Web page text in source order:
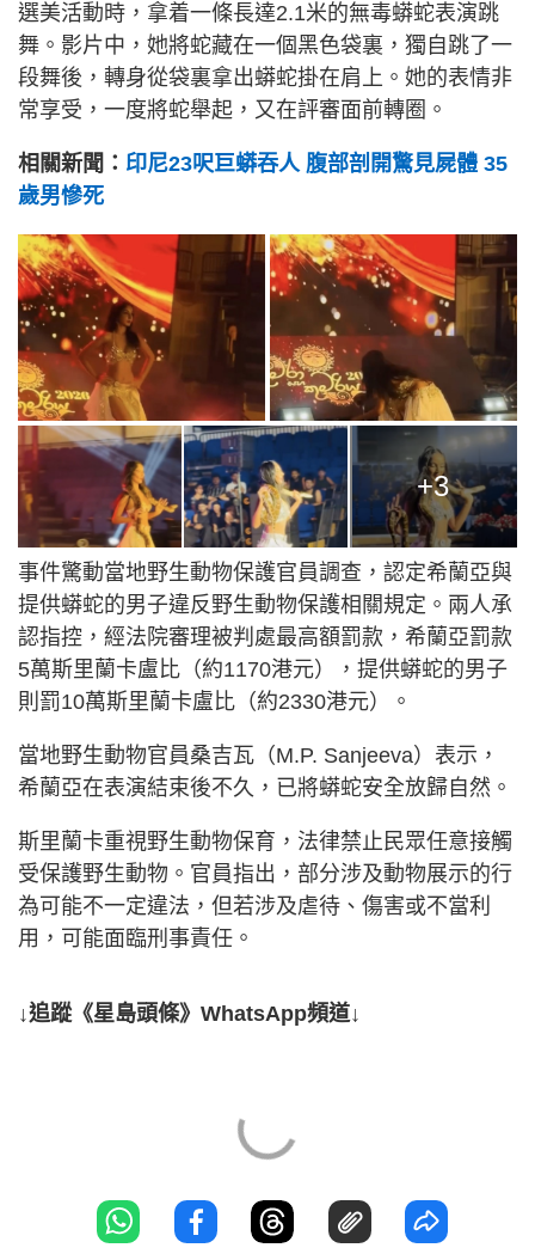
選美活動時，拿着一條長達2.1米的無毒蟒蛇表演跳
舞。影片中，她將蛇藏在一個黑色袋裏，獨自跳了一
段舞後，轉身從袋裏拿出蟒蛇掛在肩上。她的表情非
常享受，一度將蛇舉起，又在評審面前轉圈。
相關新聞： 印尼23呎巨蟒吞人 腹部剖開驚見屍體 35
歲男慘死
+3
事件驚動當地野生動物保護官員調查，認定希蘭亞與
提供蟒蛇的男子違反野生動物保護相關規定。兩人承
認指控，經法院審理被判處最高額罰款，希蘭亞罰款
5萬斯里蘭卡盧比（約1170港元），提供蟒蛇的男子
則罰10萬斯里蘭卡盧比（約2330港元）。
當地野生動物官員桑吉瓦（M.P. Sanjeeva）表示，
希蘭亞在表演結束後不久，已將蟒蛇安全放歸自然。
斯里蘭卡重視野生動物保育，法律禁止民眾任意接觸
受保護野生動物。官員指出，部分涉及動物展示的行
為可能不一定違法，但若涉及虐待、傷害或不當利
用，可能面臨刑事責任。
↓追蹤《星島頭條》WhatsApp頻道↓